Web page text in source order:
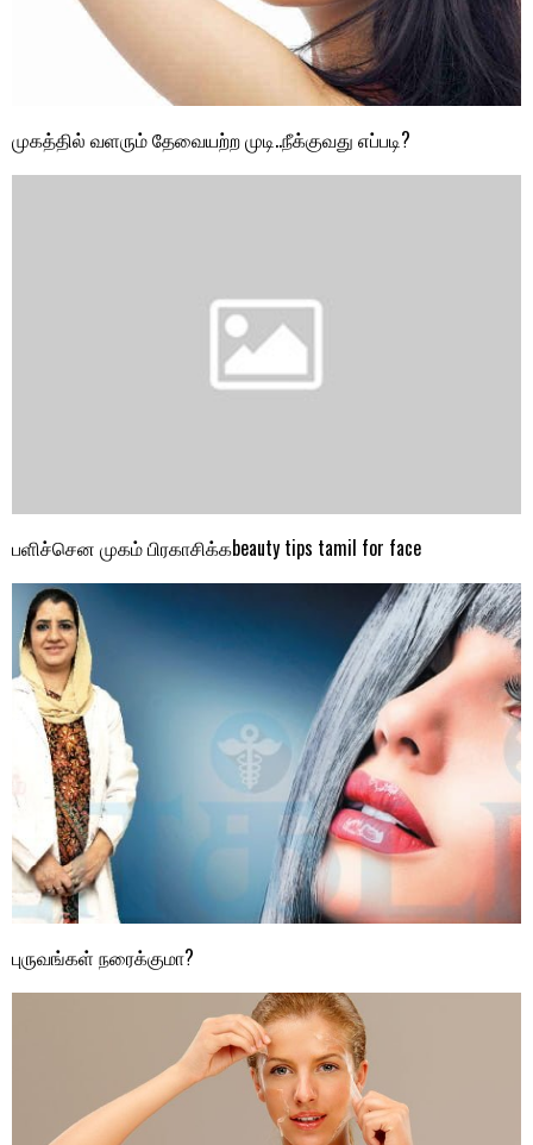
முகத்தில் வளரும் தேவையற்ற முடி..நீக்குவது எப்படி?
பளிச்சென முகம் பிரகாசிக்கbeauty tips tamil for face
புருவங்கள் நரைக்குமா?